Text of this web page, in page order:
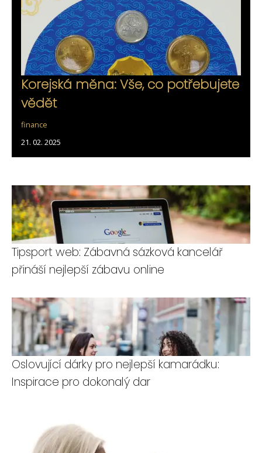
Korejská měna: Vše, co potřebujete
vědět
finance
21. 02. 2025
Tipsport web: Zábavná sázková kancelář
přináší nejlepší zábavu online
Oslovující dárky pro nejlepší kamarádku:
Inspirace pro dokonalý dar